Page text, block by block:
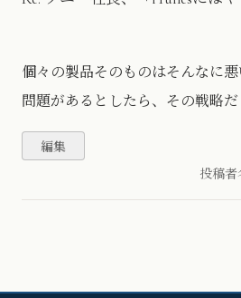
個々の製品そのものはそんなに悪
問題があるとしたら、その戦略だ
投稿